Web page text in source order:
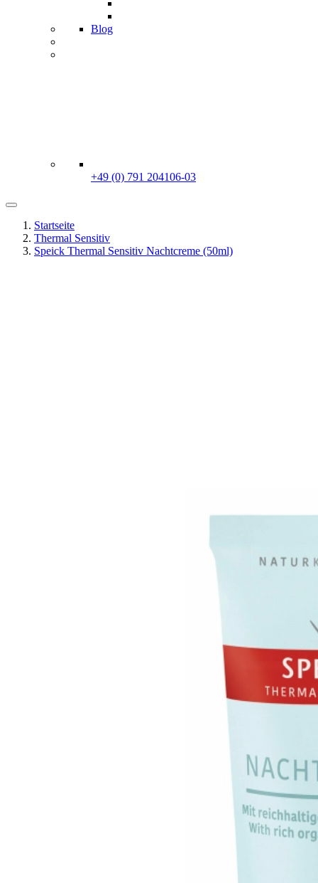
Blog
+49 (0) 791 204106-03
Startseite
Thermal Sensitiv
Speick Thermal Sensitiv Nachtcreme (50ml)